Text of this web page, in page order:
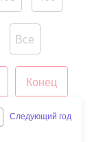
Все
Конец
Следующий год